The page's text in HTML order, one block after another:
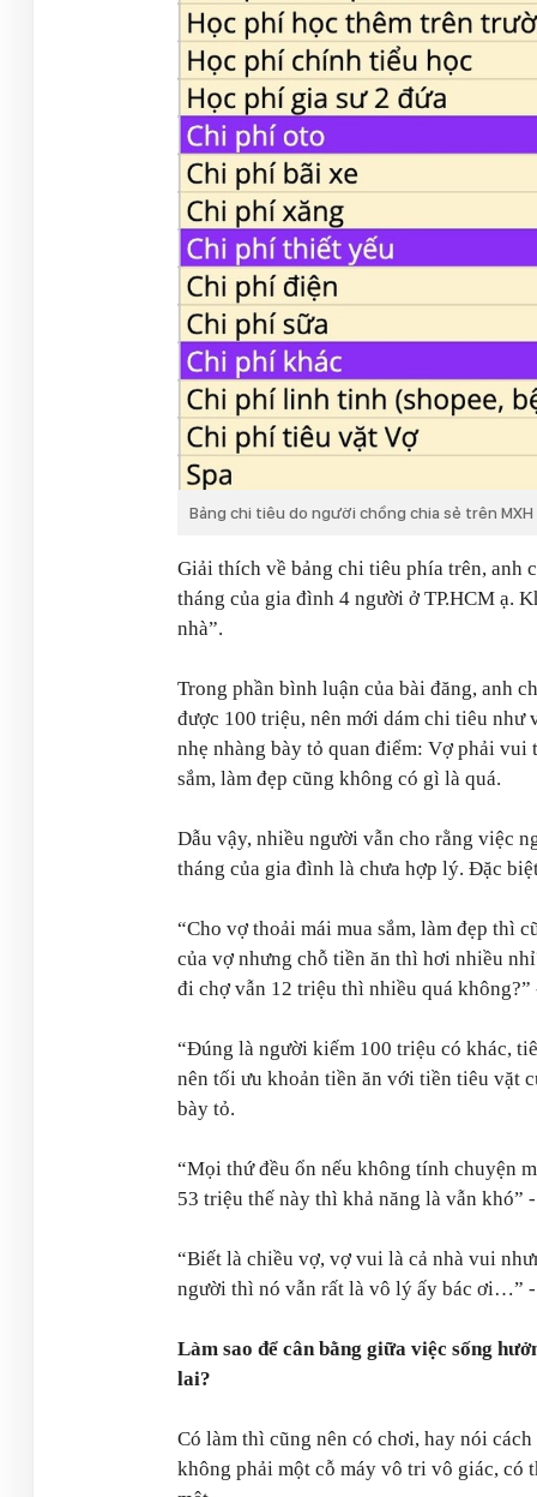
Bảng chi tiêu do người chồng chia sẻ trên MXH
Giải thích về bảng chi tiêu phía trên, anh
tháng của gia đình 4 người ở TP.HCM ạ.
nhà”.
Trong phần bình luận của bài đăng, anh
được 100 triệu, nên mới dám chi tiêu như
nhẹ nhàng bày tỏ quan điểm: Vợ phải
sắm, làm đẹp cũng không có gì là quá.
Dẫu vậy, nhiều người vẫn cho rằng việc
tháng của gia đình là chưa hợp lý. Đặc
“Cho vợ thoải mái mua sắm, làm đẹp thì
của vợ nhưng chỗ tiền ăn thì hơi nhiều
đi chợ vẫn 12 triệu thì nhiều quá không?”
“Đúng là người kiếm 100 triệu có khác,
nên tối ưu khoản tiền ăn với tiền tiêu vặt
bày tỏ.
“Mọi thứ đều ổn nếu không tính chuyện
53 triệu thế này thì khả năng là vẫn khó”
“Biết là chiều vợ, vợ vui là cả nhà vui
người thì nó vẫn rất là vô lý ấy bác ơi…” -
Làm sao để cân bằng giữa việc sống
lai?
Có làm thì cũng nên có chơi, hay nói
không phải một cỗ máy vô tri vô giác, có